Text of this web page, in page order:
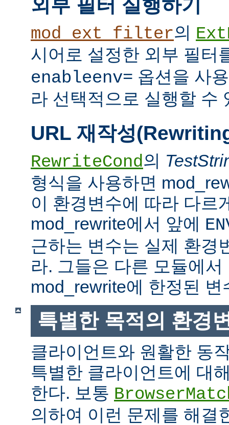
외부 필터 실행하기
mod_ext_filter의
시어로 설정한 외부 필터
enableenv= 옵션을 사
라 선택적으로 실행할 수
URL 재작성
RewriteCond의
형식을 사용하면
이 환경변수에 따라 다르
mod_rewrite에서 앞에
근하는 변수는 실제 환경
라. 그들은 다른 모듈에
mod_rewrite에 한정된 변
특별한 목적의 환경
클라이언트와 원활한 동
특별한 클라이언트에 대
한다. 보통
의하여 이런 문제를 해결